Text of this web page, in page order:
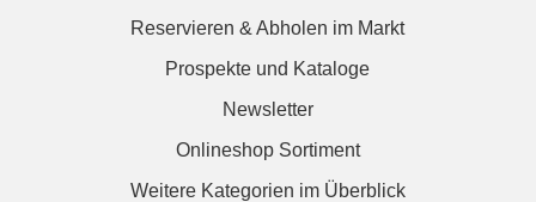
Reservieren & Abholen im Markt
Prospekte und Kataloge
Newsletter
Onlineshop Sortiment
Weitere Kategorien im Überblick